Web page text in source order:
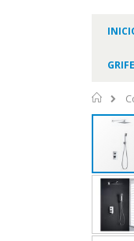
Saltar
la
galería